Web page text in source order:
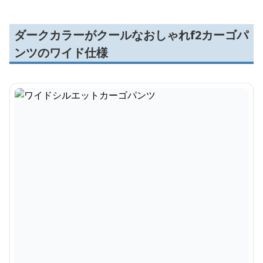
ダークカラーがクールなおしゃれf2カーゴパ
ンツのワイド仕様